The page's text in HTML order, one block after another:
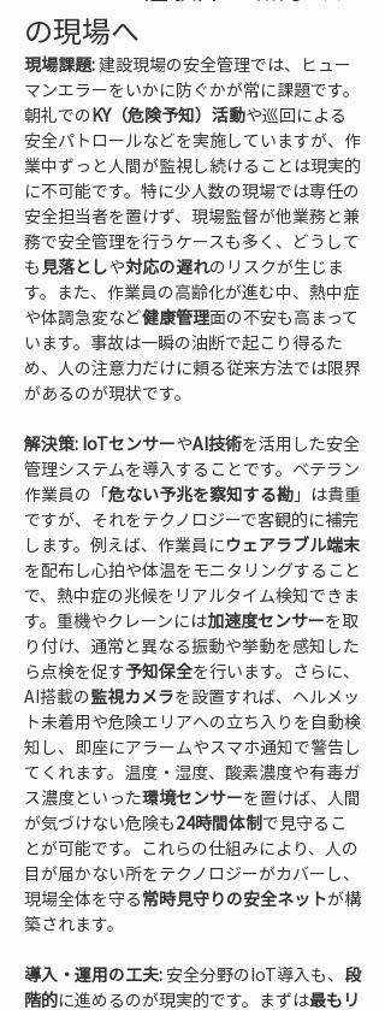
の現場へ
現場課題: 建設現場の安全管理では、ヒュー
マンエラーをいかに防ぐかが常に課題です。
朝礼でのKY（危険予知）活動や巡回による
安全パトロールなどを実施していますが、作
業中ずっと人間が監視し続けることは現実的
に不可能です。特に少人数の現場では専任の
安全担当者を置けず、現場監督が他業務と兼
務で安全管理を行うケースも多く、どうして
も見落としや対応の遅れのリスクが生じま
す。また、作業員の高齢化が進む中、熱中症
や体調急変など健康管理面の不安も高まって
います。事故は一瞬の油断で起こり得るた
め、人の注意力だけに頼る従来方法では限界
があるのが現状です。
解決策: IoTセンサーやAI技術を活用した安全
管理システムを導入することです。ベテラン
作業員の「危ない予兆を察知する勘 」は貴重
ですが、それをテクノロジーで客観的に補完
します。例えば、作業員にウェアラブル端末
を配布し心拍や体温をモニタリングすること
で、熱中症の兆候をリアルタイム検知できま
す。重機やクレーンには加速度センサーを取
り付け、通常と異なる振動や挙動を感知した
ら点検を促す予知保全を行います。さらに、
AI搭載の監視カメラを設置すれば、ヘルメッ
ト未着用や危険エリアへの立ち入りを自動検
知し、即座にアラームやスマホ通知で警告し
てくれます。温度・湿度、酸素濃度や有毒ガ
ス濃度といった環境センサーを置けば、人間
が気づけない危険も24時間体制で見守るこ
とが可能です。これらの仕組みにより、人の
目が届かない所をテクノロジーがカバーし、
現場全体を守る常時見守りの安全ネットが構
築されます。
導入・運用の工夫: 安全分野のIoT導入も、 段
階的に進めるのが現実的です。まずは最もリ